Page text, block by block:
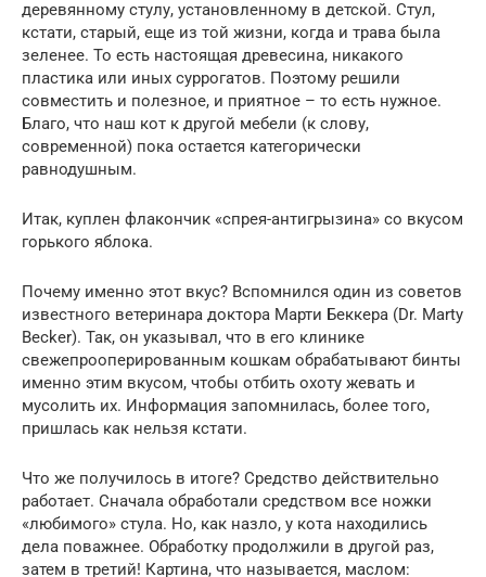
деревянному стулу, установленному в детской. Стул,
кстати, старый, еще из той жизни, когда и трава была
зеленее. То есть настоящая древесина, никакого
пластика или иных суррогатов. Поэтому решили
совместить и полезное, и приятное – то есть нужное.
Благо, что наш кот к другой мебели (к слову,
современной) пока остается категорически
равнодушным.
Итак, куплен флакончик «спрея-антигрызина» со вкусом
горького яблока.
Почему именно этот вкус? Вспомнился один из советов
известного ветеринара доктора Марти Беккера (Dr. Marty
Becker). Так, он указывал, что в его клинике
свежепрооперированным кошкам обрабатывают бинты
именно этим вкусом, чтобы отбить охоту жевать и
мусолить их. Информация запомнилась, более того,
пришлась как нельзя кстати.
Что же получилось в итоге? Средство действительно
работает. Сначала обработали средством все ножки
«любимого» стула. Но, как назло, у кота находились
дела поважнее. Обработку продолжили в другой раз,
затем в третий! Картина, что называется, маслом: